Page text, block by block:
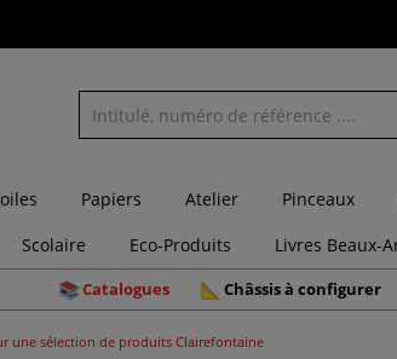
Papiers Atelier Pinceaux
Scolaire Eco-Produits Livres Beaux-
Catalogues Châssis à configurer
une sélection de produits Clairefontaine